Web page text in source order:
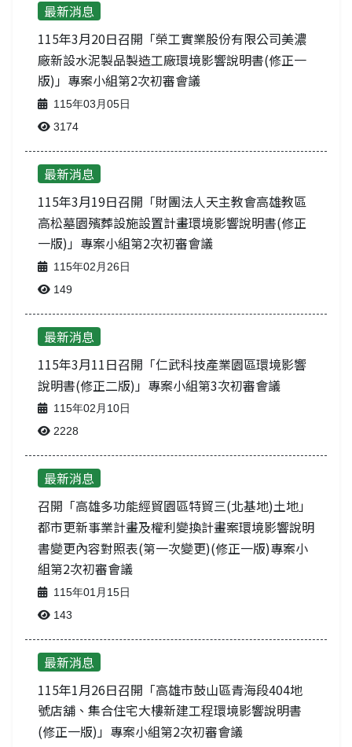
最新消息-列表
最新消息
115年3月20日召開「榮工實業股份有限公司美濃
廠新設水泥製品製造工廠環境影響說明書(修正一
版)」專案小組第2次初審會議
115年03月05日
3174
最新消息
115年3月19日召開「財團法人天主教會高雄教區
高松墓園殯葬設施設置計畫環境影響說明書(修正
一版)」專案小組第2次初審會議
115年02月26日
149
最新消息
115年3月11日召開「仁武科技產業園區環境影響
說明書(修正二版)」專案小組第3次初審會議
115年02月10日
2228
最新消息
召開「高雄多功能經貿園區特貿三(北基地)土地」
都市更新事業計畫及權利變換計畫案環境影響說明
書變更內容對照表(第一次變更)(修正一版)專案小
組第2次初審會議
115年01月15日
143
最新消息
115年1月26日召開「高雄市鼓山區青海段404地
號店舖、集合住宅大樓新建工程環境影響說明書
(修正一版)」專案小組第2次初審會議